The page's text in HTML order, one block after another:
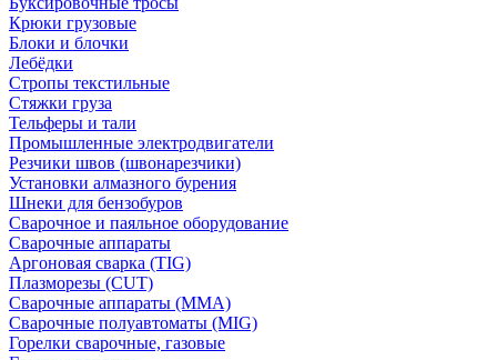
Крюки грузовые
Блоки и блочки
Лебёдки
Стропы текстильные
Стяжки груза
Тельферы и тали
Промышленные электродвигатели
Резчики швов (швонарезчики)
Установки алмазного бурения
Шнеки для бензобуров
Сварочное и паяльное оборудование
Сварочные аппараты
Аргоновая сварка (TIG)
Плазморезы (CUT)
Сварочные аппараты (MMA)
Сварочные полуавтоматы (MIG)
Горелки сварочные, газовые